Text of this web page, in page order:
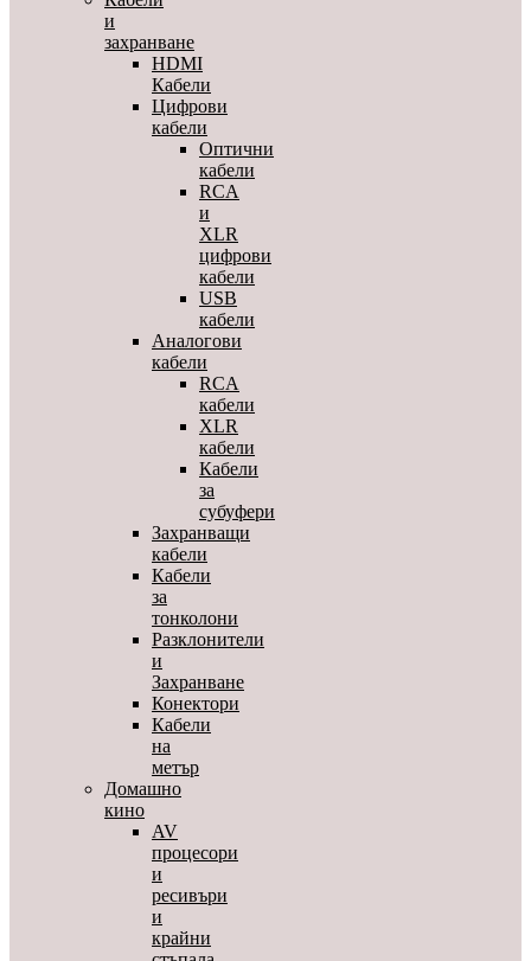
и
захранване
HDMI
Кабели
Цифрови
кабели
Оптични
кабели
RCA
и
XLR
цифрови
кабели
USB
кабели
Аналогови
кабели
RCA
кабели
XLR
кабели
Кабели
за
субуфери
Захранващи
кабели
Кабели
за
тонколони
Разклонители
и
Захранване
Конектори
Кабели
на
метър
Домашно
кино
AV
процесори
и
ресивъри
и
крайни